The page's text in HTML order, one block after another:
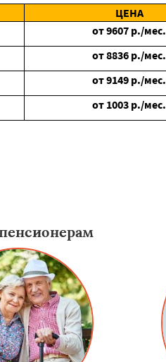
ЦЕНА
от9607 р./мес.
от8836 р./мес.
от9149 р./мес.
от 1003 р./мес.